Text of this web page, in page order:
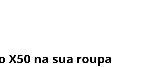
X50 na sua roupa